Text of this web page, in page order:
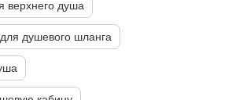
верхнего душа
душевого шланга